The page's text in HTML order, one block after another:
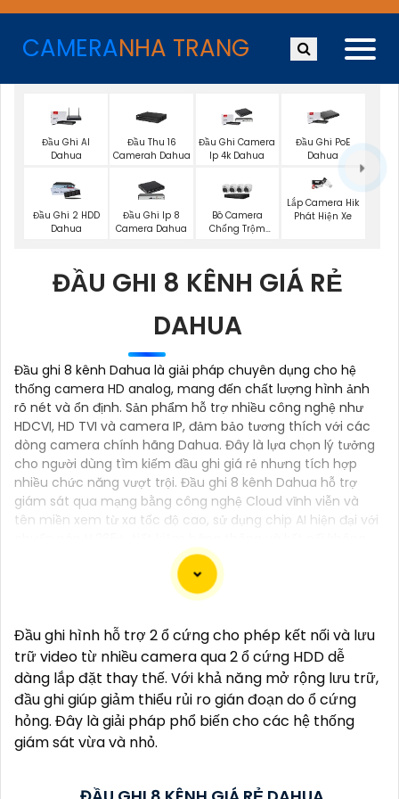
CAMERANHA TRANG
Đầu Ghi AI
Dahua
Đầu Thu 16
Camerah Dahua
Đầu Ghi Camera
Ip 4k Dahua
Đầu Ghi PoE
Dahua
Đầu Ghi 2 HDD
Dahua
Đầu Ghi Ip 8
Camera Dahua
Bô Camera
Chống Trộm
Lắp Camera Hik
Phát Hiện Xe
ĐẦU GHI 8 KÊNH GIÁ RẺ
DAHUA
Đầu ghi 8 kênh Dahua là giải pháp chuyên dụng cho hệ
thống camera HD analog, mang đến chất lượng hình ảnh
rõ nét và ổn định. Sản phẩm hỗ trợ nhiều công nghệ như
HDCVI, HD TVI và camera IP, đảm bảo tương thích với các
dòng camera chính hãng Dahua. Đây là lựa chọn lý tưởng
cho người dùng tìm kiếm đầu ghi giá rẻ nhưng tích hợp
nhiều chức năng vượt trội. Đầu ghi 8 kênh Dahua hỗ trợ
giám sát qua mạng bằng công nghệ Cloud vĩnh viễn và
tên miền xem từ xa tốc độ cao, sử dụng chip AI hiện đại với
Dạ chắc chắn, đây là tư vấn của tôi về Camera
Dahua chính hãng giá rẻ và chất lượng:
1:Camera Dahua là một thương hiệu nổi tiếng về sản
phẩm an ninh và giám sát.⚒2:Để Hoàn toàn tin cậy
mua Camera Dahua chính hãng, bạn nên mua từ
Đầu ghi hình hỗ trợ 2 ổ cứng cho phép kết nối và lưu
trữ video từ nhiều camera qua 2 ổ cứng HDD dễ
dàng lắp đặt thay thế. Với khả năng mở rộng lưu trữ,
đầu ghi giúp giảm thiểu rủi ro gián đoạn do ổ cứng
hỏng. Đây là giải pháp phổ biến cho các hệ thống
giám sát vừa và nhỏ.